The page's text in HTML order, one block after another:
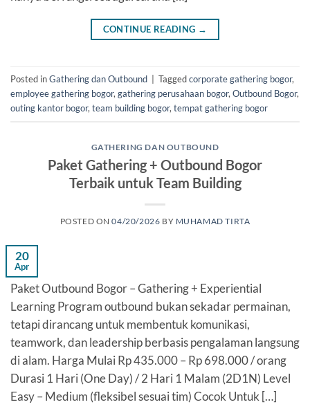
CONTINUE READING →
Posted inGathering dan Outbound Taggedcorporate gathering bogor,
employee gathering bogor, gathering perusahaan bogor, Outbound Bogor,
outing kantor bogor, team building bogor, tempat gathering bogor
GATHERING DAN OUTBOUND
Paket Gathering + Outbound Bogor
Terbaik untuk Team Building
POSTED ON04/20/2026 BY MUHAMAD TIRTA
20
Apr
Paket Outbound Bogor – Gathering + Experiential
Learning Program outbound bukan sekadar permainan,
tetapi dirancang untuk membentuk komunikasi,
teamwork, dan leadership berbasis pengalaman langsung
di alam. Harga Mulai Rp 435.000 – Rp 698.000 / orang
Durasi 1 Hari (One Day) / 2 Hari 1 Malam (2D1N) Level
Easy – Medium (fleksibel sesuai tim) Cocok Untuk […]